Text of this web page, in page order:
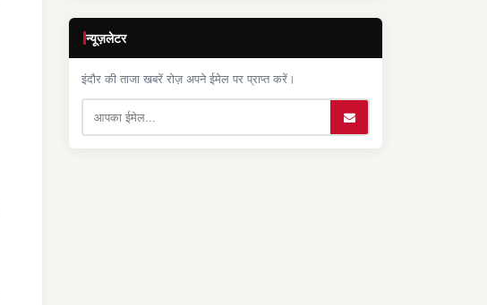
न्यूज़लेटर
इंदौर की ताजा खबरें रोज़ अपने ईमेल पर प्राप्त करें।